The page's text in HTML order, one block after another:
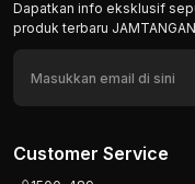
Dapatkan info eksklusif
produk terbaru
Customer Service